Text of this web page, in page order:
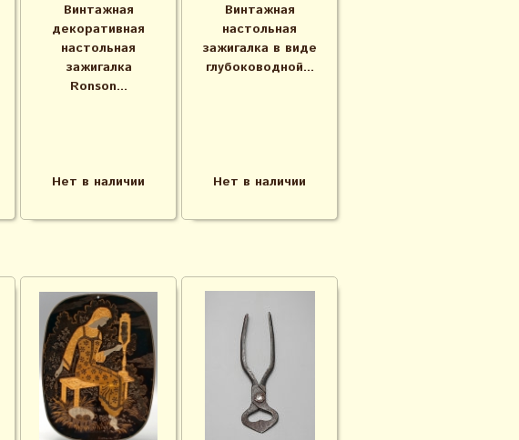
Винтажная
декоративная
настольная
зажигалка
Ronson...
Нет в наличии
Винтажная
настольная
зажигалка в виде
глубоководной...
Нет в наличии